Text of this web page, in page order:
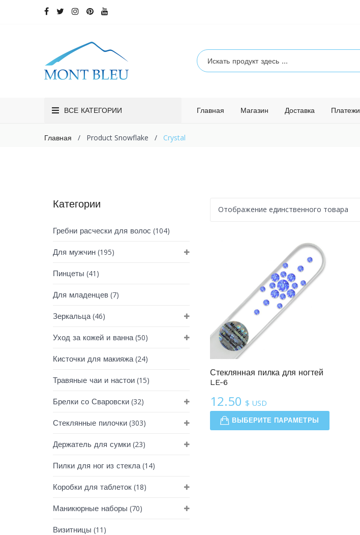
ВСЕ КАТЕГОРИИ Главная Магазин Доставка Платежи
Главная / Product Snowflake / Crystal
Категории
Гребни расчески для волос (104)
Для мужчин (195)
Пинцеты (41)
Для младенцев (7)
Зеркальца (46)
Уход за кожей и ванна (50)
Кисточки для макияжа (24)
Травяные чаи и настои (15)
Брелки со Сваровски (32)
Стеклянные пилочки (303)
Держатель для сумки (23)
Пилки для ног из стекла (14)
Коробки для таблеток (18)
Маникюрные наборы (70)
Визитницы (11)
Отображение единственного товара
Стеклянная пилка для ногтей
LE-6
12.50 $ USD
ВЫБЕРИТЕ ПАРАМЕТРЫ